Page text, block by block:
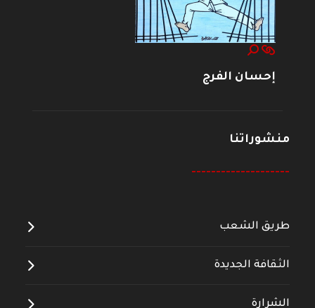
إحسان الفرج
منشوراتنا
--------------------
طريق الشعب
الثقافة الجديدة
الشرارة